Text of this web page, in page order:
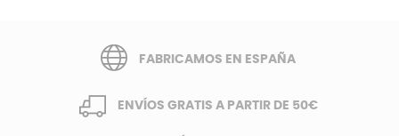
FABRICAMOS EN ESPAÑA
ENVÍOS GRATIS A PARTIR DE 50€